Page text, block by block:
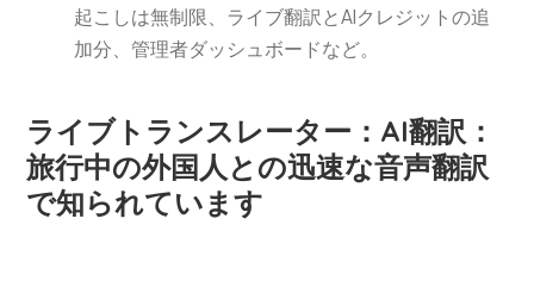
起こしは無制限、ライブ翻訳とAIクレジットの追
加分、管理者ダッシュボードなど。
ライブトランスレーター：AI翻訳：
旅行中の外国人との迅速な音声翻訳
で知られています